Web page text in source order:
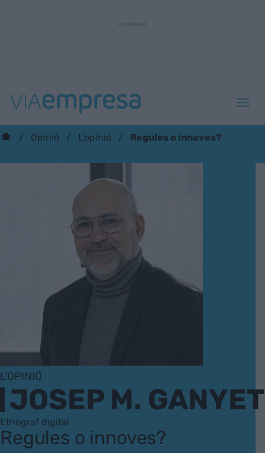
Opinió L'opinió Regules o innoves?
L'OPINIÓ
JOSEP M. GANYET
Etnògraf digital
Regules o innoves?